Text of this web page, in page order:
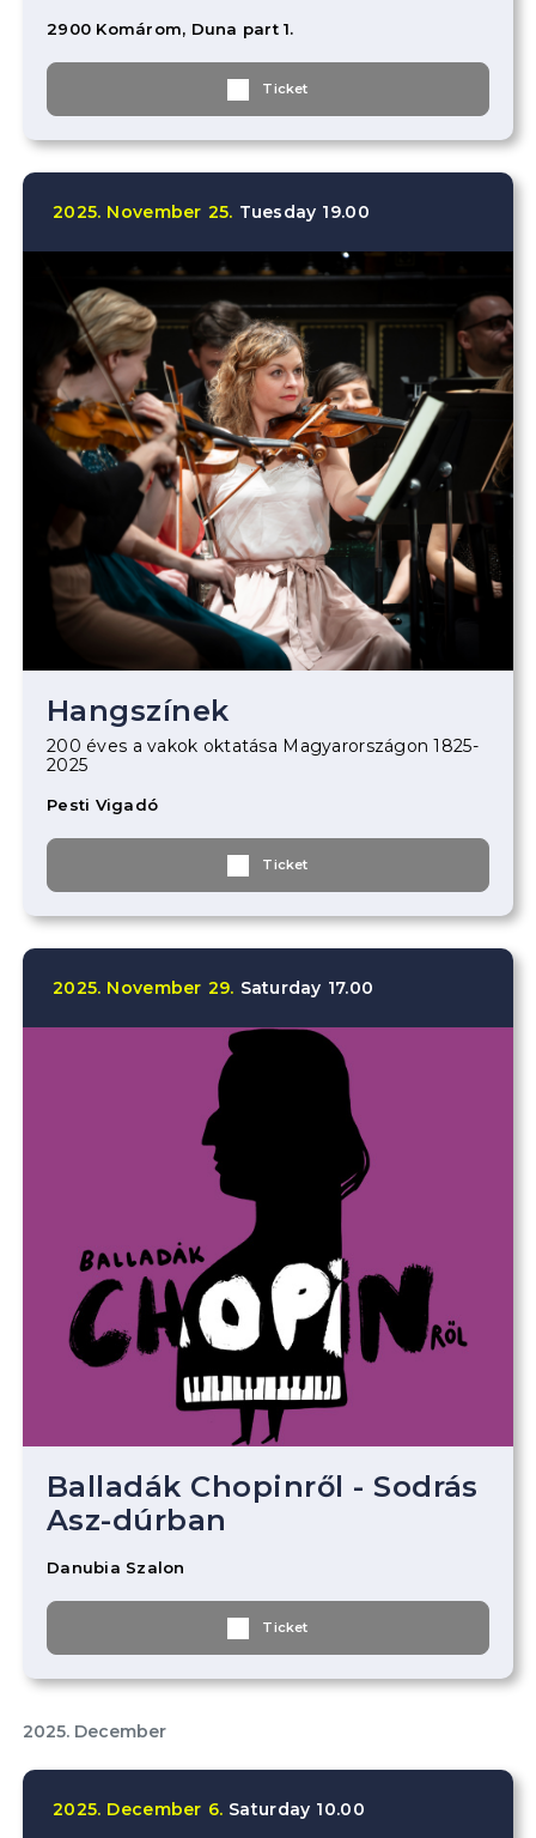
2900 Komárom, Duna part 1.
Ticket
2025. November 25. Tuesday 19.00
Hangszínek
200 éves a vakok oktatása Magyarországon 1825-
2025
Pesti Vigadó
Ticket
2025. November 29. Saturday 17.00
Balladák Chopinről - Sodrás
Asz-dúrban
Danubia Szalon
Ticket
2025. December
2025. December 6. Saturday 10.00